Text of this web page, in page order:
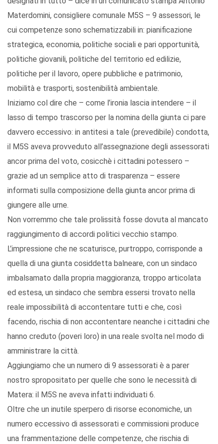
Materdomini, consigliere comunale M5S – 9 assessori, le
cui competenze sono schematizzabili in: pianificazione
strategica, economia, politiche sociali e pari opportunità,
politiche giovanili, politiche del territorio ed edilizie,
politiche per il lavoro, opere pubbliche e patrimonio,
mobilità e trasporti, sostenibilità ambientale.
Iniziamo col dire che – come l’ironia lascia intendere – il
lasso di tempo trascorso per la nomina della giunta ci pare
davvero eccessivo: in antitesi a tale (prevedibile) condotta,
il M5S aveva provveduto all’assegnazione degli assessorati
ancor prima del voto, cosicchè i cittadini potessero –
grazie ad un semplice atto di trasparenza – essere
informati sulla composizione della giunta ancor prima di
giungere alle urne.
Non vorremmo che tale prolissità fosse dovuta al mancato
raggiungimento di accordi politici vecchio stampo.
L’impressione che ne scaturisce, purtroppo, corrisponde a
quella di una giunta cosiddetta balneare, con un sindaco
imbalsamato dalla propria maggioranza, troppo articolata
ed estesa, un sindaco che sembra essersi trovato nella
reale impossibilità di accontentare tutti e che, così
facendo, rischia di non accontentare neanche i cittadini che
hanno creduto (poveri loro) in una reale svolta nel modo di
amministrare la città.
Aggiungiamo che un numero di 9 assessorati è a parer
nostro spropositato per quelle che sono le necessità di
Matera: il M5S ne aveva infatti individuati 6.
Oltre che un inutile sperpero di risorse economiche, un
numero eccessivo di assessorati e commissioni produce
una frammentazione delle competenze, che rischia di